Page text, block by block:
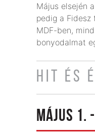
Május elsején
pedig a
MDF-ben,
bonyodalmat
HIT ÉS
MÁJUS 1.